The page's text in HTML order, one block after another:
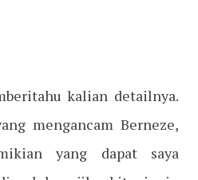
kalian detailnya.
mengancam Berneze,
yang dapat saya